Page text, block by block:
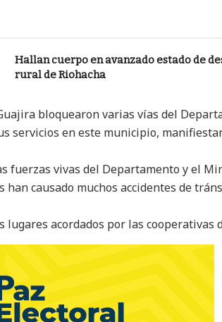
Hallan cuerpo en avanzado estado de
rural de Riohacha
bloquearon varias vías del
servicios en este municipio,
fuerzas vivas del Departamento y el
causado muchos accidentes de
acordados por las cooperativas